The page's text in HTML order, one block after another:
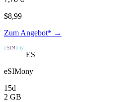
$8,99
Zum Angebot* →
ES
eSIMony
15d
2 GB